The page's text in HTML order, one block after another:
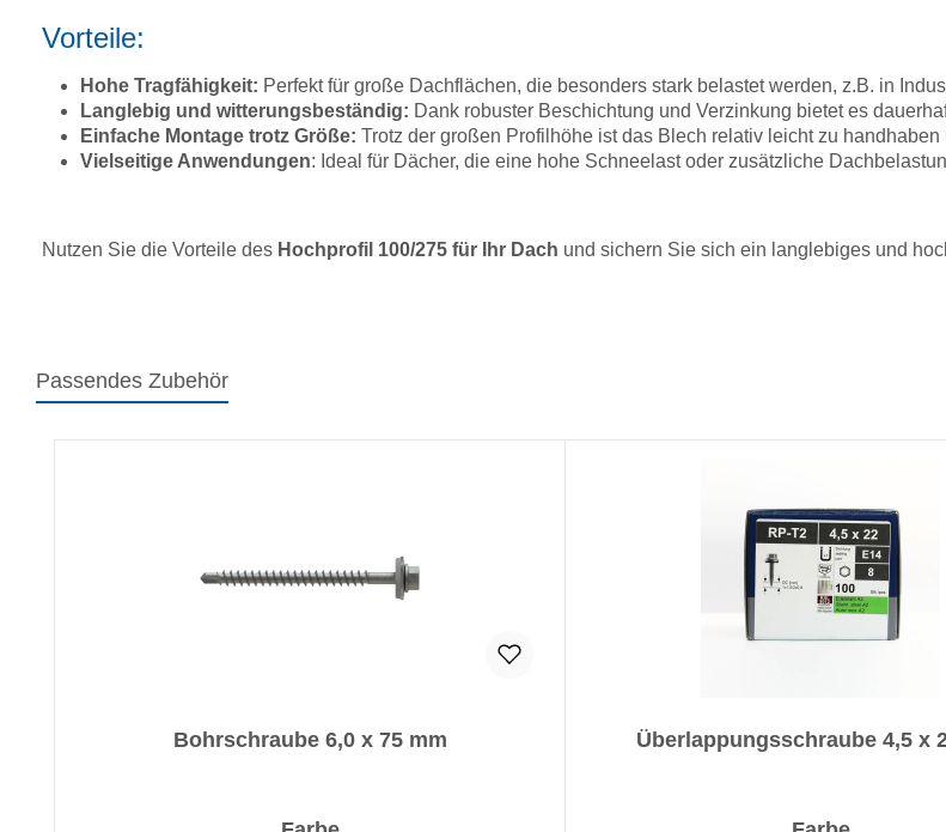
Vorteile:
Hohe Tragfähigkeit: Perfekt für große Dachflächen, die besonders stark belastet werden, z.B. in
Langlebig und witterungsbeständig: Dank robuster Beschichtung und Verzinkung bietet es
Einfache Montage trotz Größe: Trotz der großen Profilhöhe ist das Blech relativ leicht zu
Vielseitige Anwendungen: Ideal für Dächer, die eine hohe Schneelast oder zusätzliche
Nutzen Sie die Vorteile des Hochprofil 100/275 für Ihr Dach und sichern Sie sich ein langlebiges und
Passendes Zubehör
Bohrschraube 6,0 x 75 mm Überlappungsschraube 4,5 x